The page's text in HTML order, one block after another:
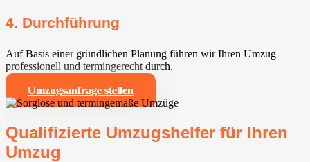
4. Durchführung
Auf Basis einer gründlichen Planung führen wir Ihren Umzug
professionell und termingerecht durch.
Umzugsanfrage stellen
Qualifizierte Umzugshelfer für Ihren
Umzug